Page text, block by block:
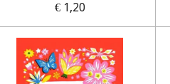
€ 1,20